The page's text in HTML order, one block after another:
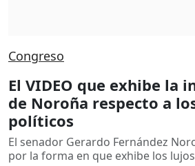
Congreso
El VIDEO que exhibe la
de Noroña respecto a
políticos
El senador Gerardo Fernández
por la forma en que exhibe los